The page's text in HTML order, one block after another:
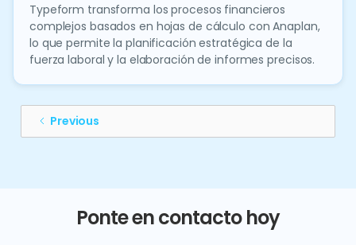
Typeform transforma los procesos financieros
complejos basados en hojas de cálculo con Anaplan,
lo que permite la planificación estratégica de la
fuerza laboral y la elaboración de informes precisos.
Previous
Ponte en contacto hoy